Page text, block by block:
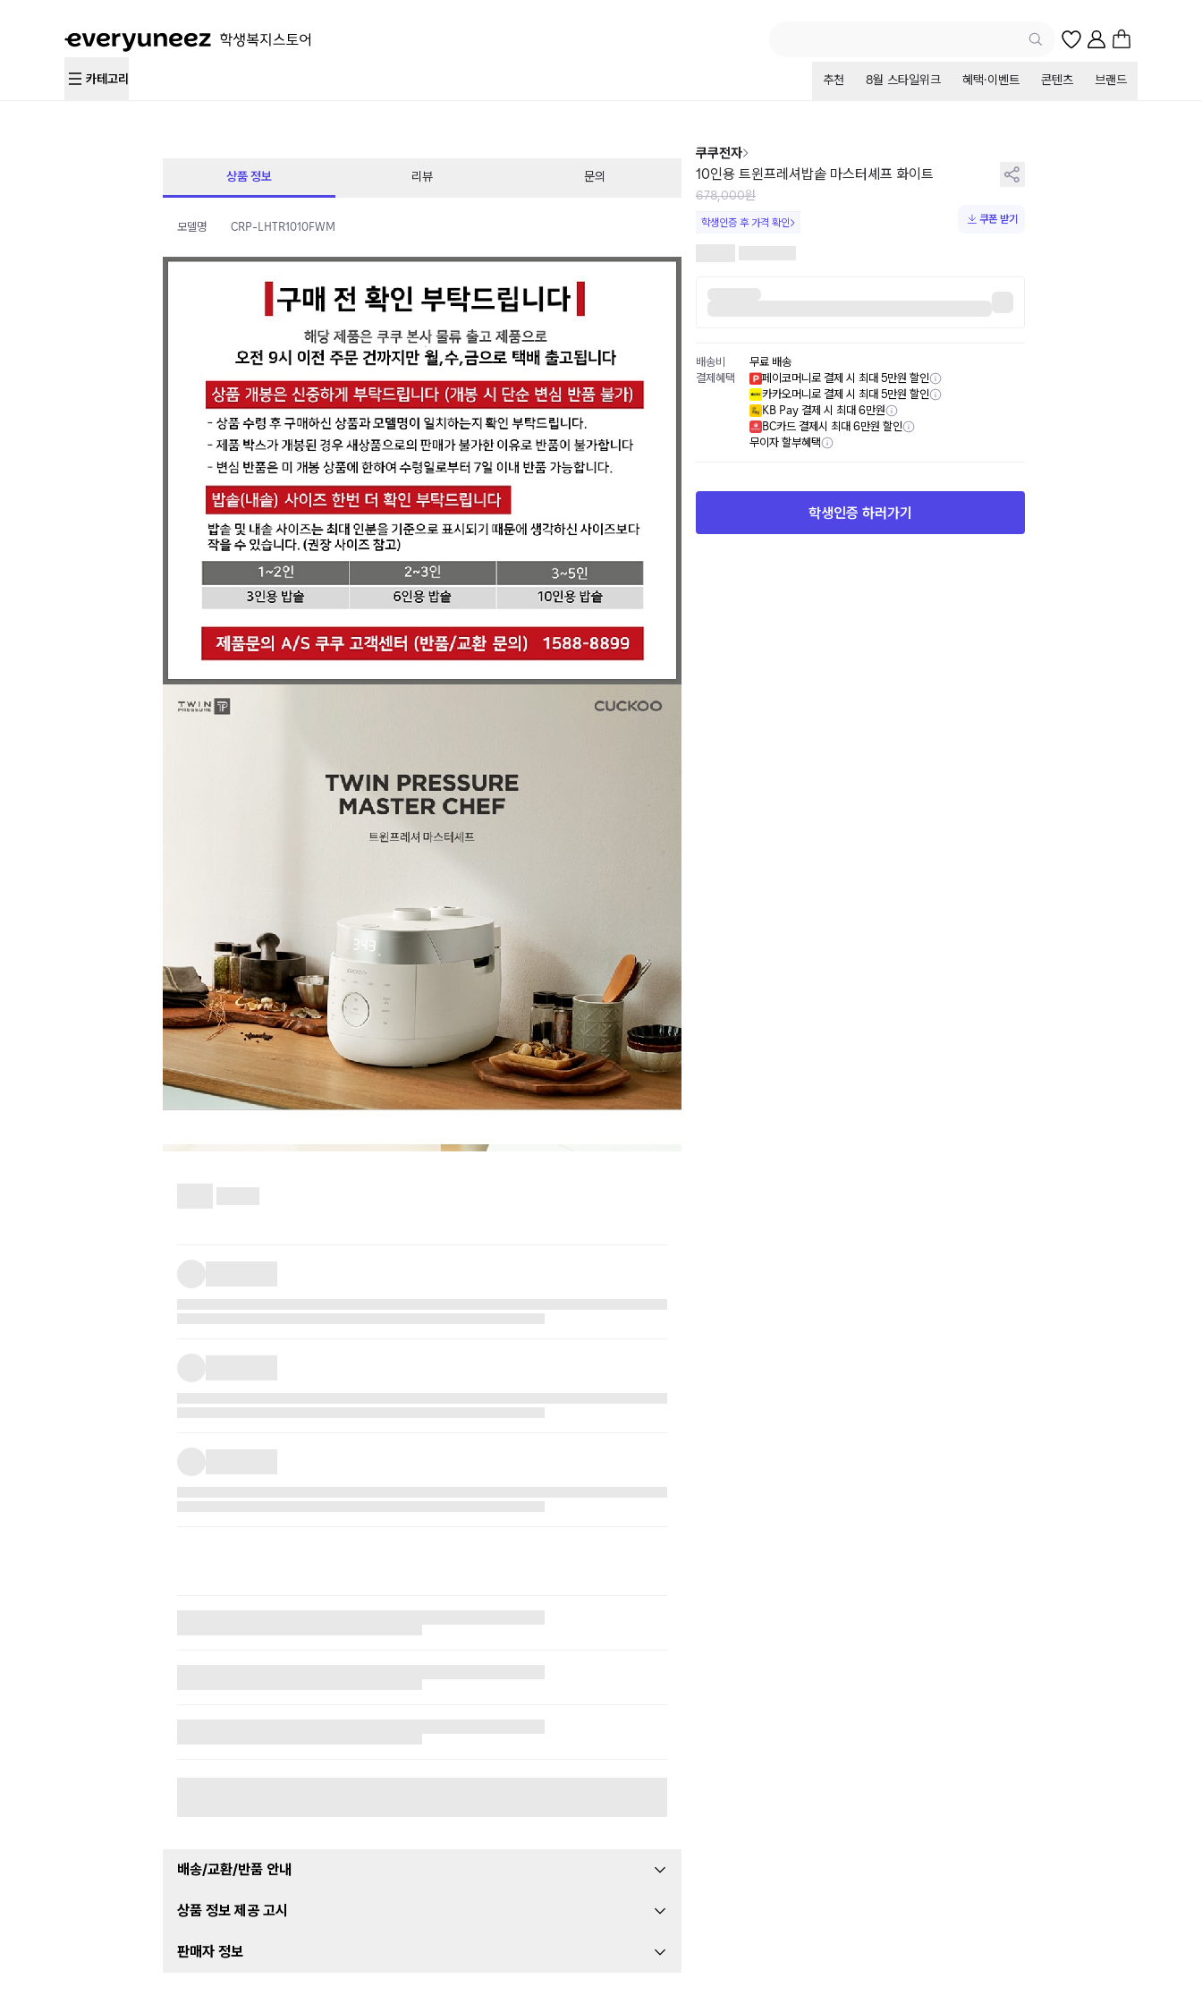
카테고리 추천 8월 스타일위크 혜택·이벤트 콘텐츠 브랜드
상품 정보 리뷰 문의
모델명 CRP-LHTR1010FWM
배송/교환/반품 안내
상품 정보 제공 고시
판매자 정보
쿠쿠전자
10인용 트윈프레셔밥솥 마스터셰프 화이트
678,000원
학생인증 후 가격 확인 쿠폰 받기
배송비
무료 배송
결제혜택
페이코머니로 결제 시 최대 5만원 할인
카카오머니로 결제 시 최대 5만원 할인
KB Pay 결제 시 최대 6만원
BC카드 결제시 최대 6만원 할인
무이자 할부혜택
학생인증 하러가기